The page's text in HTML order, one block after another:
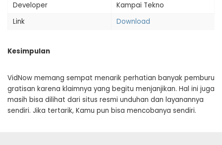
Developer
Kampai Tekno
Link
Download
Kesimpulan
VidNow memang sempat menarik perhatian banyak pemburu
gratisan karena klaimnya yang begitu menjanjikan. Hal ini juga
masih bisa dilihat dari situs resmi unduhan dan layanannya
sendiri. Jika tertarik, Kamu pun bisa mencobanya sendiri.